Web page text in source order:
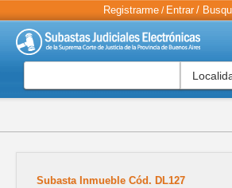
Registrarme / Entrar /
Subasta Inmueble Cód. DL127